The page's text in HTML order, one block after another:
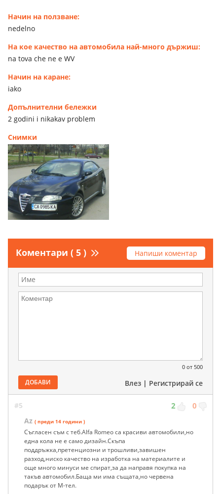
Начин на ползване:
nedelno
На кое качество на автомобила най-много държиш:
na tova che ne e WV
Начин на каране:
iako
Допълнителни бележки
2 godini i nikakav problem
Снимки
Коментари ( 5 ) Напиши коментар
0 от 500
ДОБАВИ Влез | Регистрирай се
#5 2 0
Az ( преди 14 години )
Съгласен съм с теб.Alfa Romeo са красиви автомобили,но
една кола не е само дизайн.Скъпа
поддръжка,претенциозни и трошливи,завишен
разход,ниско качество на изработка на материалите и
още много минуси ме спират,за да направя покупка на
такъв автомобил.Баща ми има същата,но червена
подарък от М-тел.